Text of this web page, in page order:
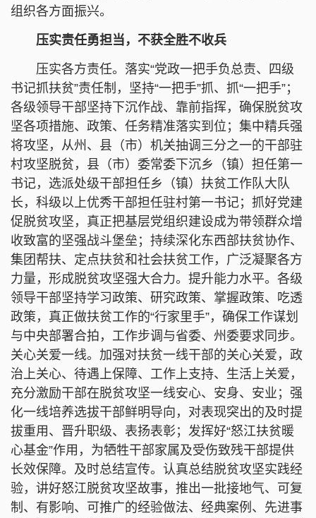
组织各方面振兴。
压实责任勇担当，不获全胜不收兵
压实各方责任。落实“党政一把手负总责、四级
书记抓扶贫”责任制，坚持“一把手”抓、抓“一把手”；
各级领导干部坚持下沉作战、靠前指挥，确保脱贫攻
坚各项措施、政策、任务精准落实到位；集中精兵强
将攻坚，从州、县（市）机关抽调三分之一的干部驻
村攻坚脱贫，县（市）委常委下沉乡（镇）担任第一
书记，选派处级干部担任乡（镇）扶贫工作队大队
长，科级以上优秀干部担任驻村第一书记；抓好党建
促脱贫攻坚，真正把基层党组织建设成为带领群众增
收致富的坚强战斗堡垒；持续深化东西部扶贫协作、
集团帮扶、定点扶贫和社会扶贫工作，广泛凝聚各方
力量，形成脱贫攻坚强大合力。提升能力水平。各级
领导干部坚持学习政策、研究政策、掌握政策、吃透
政策，真正做扶贫工作的“行家里手”，确保工作谋划
与中央部署合拍，工作步调与省委、州委要求同步。
关心关爱一线。加强对扶贫一线干部的关心关爱，政
治上关心、待遇上保障、工作上支持、生活上关爱，
充分激励干部在脱贫攻坚一线安心、安身、安业；强
化一线培养选拔干部鲜明导向，对表现突出的及时提
拔重用、晋升职级、表扬表彰；发挥好“怒江扶贫暖
心基金”作用，为牺牲干部家属及受伤致残干部提供
长效保障。及时总结宣传。认真总结脱贫攻坚实践经
验，讲好怒江脱贫攻坚故事，推出一批接地气、可复
制、有影响、可推广的经验做法、经典案例、先进事